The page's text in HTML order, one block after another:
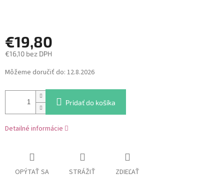
€19,80
€16,10 bez DPH
Jednotková
cena:
Môžeme doručiť do: 12.8.2026
Pridať do košíka
Detailné informácie
OPÝTAŤ SA STRÁŽIŤ ZDIEĽAŤ